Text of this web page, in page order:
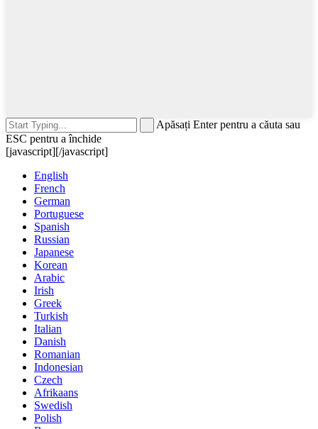
Apăsați Enter pentru a căuta sau
ESC pentru a închide
[javascript][/javascript]
English
French
German
Portuguese
Spanish
Russian
Japanese
Korean
Arabic
Irish
Greek
Turkish
Italian
Danish
Romanian
Indonesian
Czech
Afrikaans
Swedish
Polish